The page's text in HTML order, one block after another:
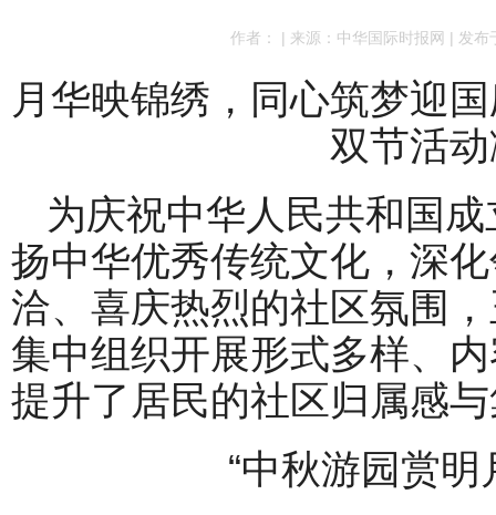
作者： | 来源：中华国际时报网 | 发
月华映锦绣，同心筑梦迎
双节活
为庆祝中华人民共和国
扬中华优秀传统文化，深
洽、喜庆热烈的社区氛围
集中组织开展形式多样、
提升了居民的社区归属感
“中秋游园赏明